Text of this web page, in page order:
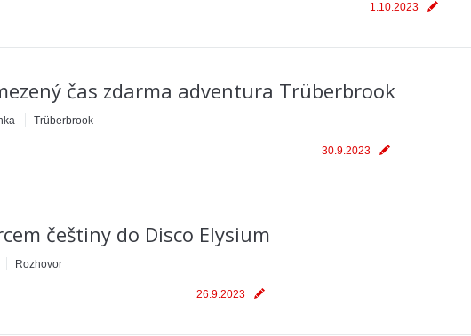
1.10.2023
čas zdarma adventura Trüberbrook
Trüberbrook
30.9.2023
češtiny do Disco Elysium
Rozhovor
26.9.2023